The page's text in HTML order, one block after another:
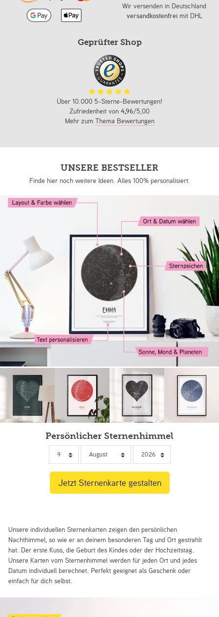
Wir versenden in Deutschland
versandkostenfreimit DHL
Geprüfter Shop
Über 10.000 5-Sterne-Bewertungen!
Zufriedenheit von 4,96/5,00
Mehr zum Thema Bewertungen
UNSERE BESTSELLER
Finde hier noch weitere Ideen. Alles 100% personalisiert.
Persönlicher Sternenhimmel
Unsere individuellen Sternenkarten zeigen den persönlichen
Nachthimmel, so wie er an deinem besonderen Tag und Ort gestrahlt
hat. Der erste Kuss, die Geburt des Kindes oder der Hochzeitstag.
Unsere Karten vom Sternenhimmel werden für jeden Ort und jedes
Datum individuell berechnet. Perfekt geeignet als Geschenk oder
einfach für dich selbst.